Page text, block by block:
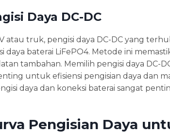
Daya DC-DC
atau truk, pengisi daya DC-DC yang
baterai LiFePO4. Metode ini
tambahan. Memilih pengisi daya DC-
untuk efisiensi pengisian daya dan
daya dan koneksi baterai sangat
Pengisian Daya